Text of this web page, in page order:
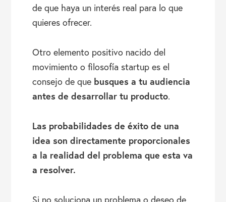
de que haya un interés real para lo que
quieres ofrecer.
Otro elemento positivo nacido del
movimiento o filosofía startup es el
consejo de que busques a tu audiencia
antes de desarrollar tu producto.
Las probabilidades de éxito de una
idea son directamente proporcionales
a la realidad del problema que esta va
a resolver.